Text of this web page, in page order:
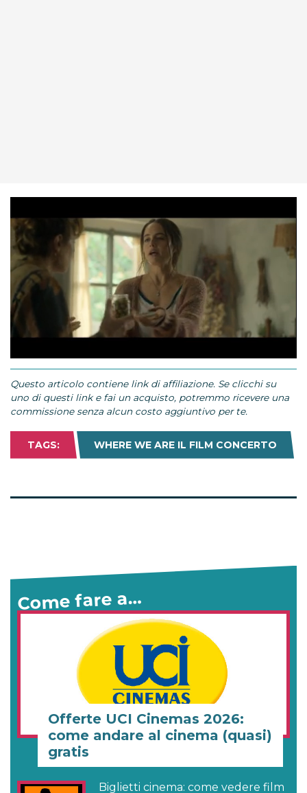
97.20%
Questo articolo contiene link di affiliazione. Se clicchi su
uno di questi link e fai un acquisto, potremmo ricevere una
commissione senza alcun costo aggiuntivo per te.
TAGS: WHERE WE ARE IL FILM CONCERTO
Come fare a…
Offerte UCI Cinemas 2026:
come andare al cinema (quasi)
gratis
Biglietti cinema: come vedere film